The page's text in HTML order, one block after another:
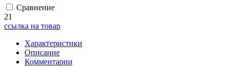
Сравнение
21
ссылка на товар
Характеристики
Описание
Комментарии